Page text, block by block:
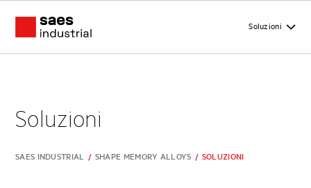
Soluzioni
Soluzioni
SAES INDUSTRIAL / SHAPE MEMORY ALLOYS / SOLUZIONI